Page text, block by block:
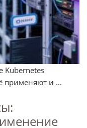
Kubernetes
применяют и ...